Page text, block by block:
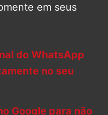
em seus
do WhatsApp
no seu
Google para não